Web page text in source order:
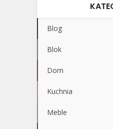
Blog
Blok
Dom
Kuchnia
Meble